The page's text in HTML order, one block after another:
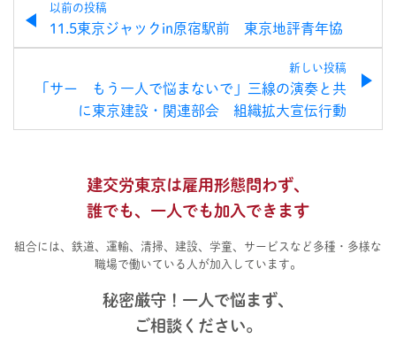
以前の投稿
11.5東京ジャックin原宿駅前 東京地評青年協
新しい投稿
「サー もう一人で悩まないで」三線の演奏と共
に東京建設・関連部会 組織拡大宣伝行動
建交労東京は雇用形態問わず、
誰でも、一人でも加入できます
組合には、鉄道、運輸、清掃、建設、学童、サービスなど多種・多様な
職場で働いている人が加入しています。
秘密厳守！一人で悩まず、
ご相談ください。